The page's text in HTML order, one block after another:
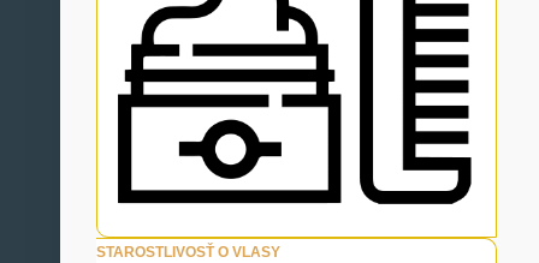
STAROSTLIVOSŤ O VLASY